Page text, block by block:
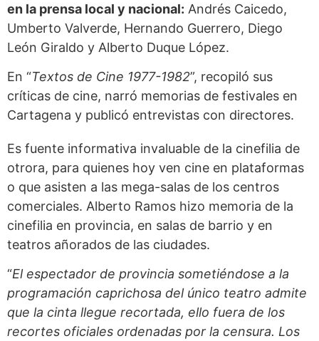
en la prensa local y nacional: Andrés Caicedo,
Umberto Valverde, Hernando Guerrero, Diego
León Giraldo y Alberto Duque López.
En “Textos de Cine 1977-1982”, recopiló sus
críticas de cine, narró memorias de festivales en
Cartagena y publicó entrevistas con directores.
Es fuente informativa invaluable de la cinefilia de
otrora, para quienes hoy ven cine en plataformas
o que asisten a las mega-salas de los centros
comerciales. Alberto Ramos hizo memoria de la
cinefilia en provincia, en salas de barrio y en
teatros añorados de las ciudades.
“El espectador de provincia sometiéndose a la
programación caprichosa del único teatro admite
que la cinta llegue recortada, ello fuera de los
recortes oficiales ordenadas por la censura. Los